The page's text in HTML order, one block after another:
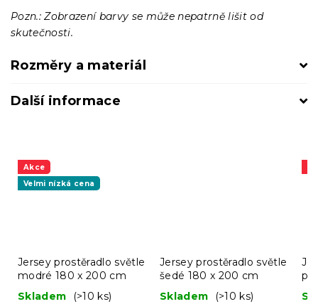
Pozn.: Zobrazení barvy se může nepatrně lišit od
skutečnosti.
Rozměry a materiál
Další informace
Akce
Velmi nízká cena
Jersey prostěradlo světle
modré 180 x 200 cm
Skladem
(>10 ks)
Jersey prostěradlo světle
šedé 180 x 200 cm
Skladem
(>10 ks)